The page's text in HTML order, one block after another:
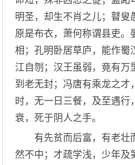
明圣，却生不肖之儿；瞽叟
原是布衣，萧何称谓县吏。
相；孔明卧居草庐，能作蜀
江自刎；汉王虽弱，竟有万
到老无封；冯唐有乘龙之才
时，无一日三餐，及至遇行
衰，死于阴人之手。
有先贫而后富，有老壮
然不中；才疏学浅，少年及